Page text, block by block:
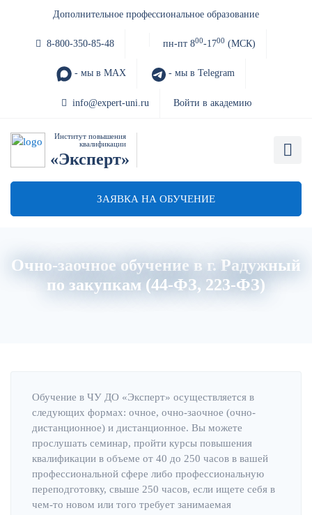
Дополнительное профессиональное образование
8-800-350-85-48 пн-пт 800-1700 (МСК)
- мы в MAX - мы в Telegram
info@expert-uni.ru Войти в академию
Институт повышения
квалификации
«Эксперт»
ЗАЯВКА НА ОБУЧЕНИЕ
Очно-заочное обучение в г. Радужный
по закупкам (44-ФЗ, 223-ФЗ)
Обучение в ЧУ ДО «Эксперт» осуществляется в
следующих формах: очное, очно-заочное (очно-
дистанционное) и дистанционное. Вы можете
прослушать семинар, пройти курсы повышения
квалификации в объеме от 40 до 250 часов в вашей
профессиональной сфере либо профессиональную
переподготовку, свыше 250 часов, если ищете себя в
чем-то новом или того требует занимаемая